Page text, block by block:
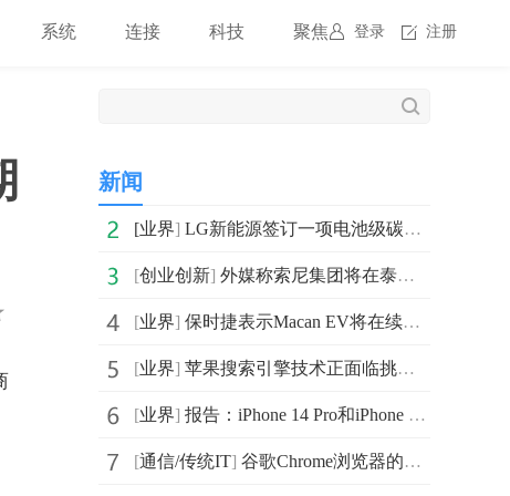
登录 注册
系统 连接 科技 聚焦
新闻
[业界] LG新能源签订一项电池级碳酸锂采购协议 期限6年
[创业创新] 外媒称索尼集团将在泰国建立一家生产车用图像传感器的半
[业界] 保时捷表示Macan EV将在续航里程、充电能力以及操控性方
[业界] 苹果搜索引擎技术正面临挑战 因为该公司的顶级人才流失
[业界] 报告：iPhone 14 Pro和iPhone 14 Pro Max的发货时间
[通信/传统IT] 谷歌Chrome浏览器的最新Canary版本110.0.5418.0增加一个新功能